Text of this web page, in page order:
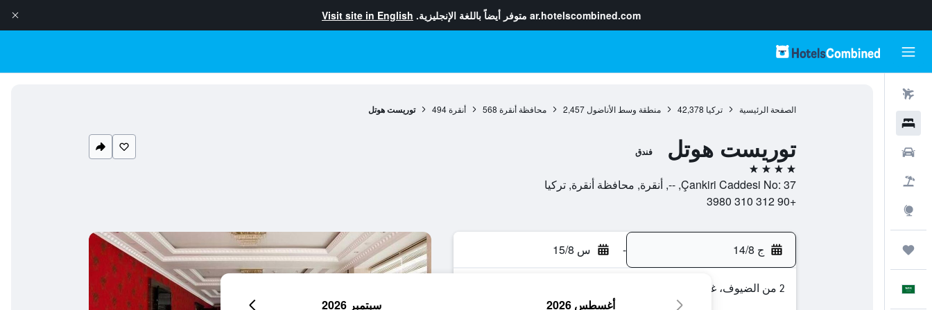
ar.hotelscombined.com متوفر أيضاً باللغة الإنجليزية. Visit site in English
الصفحة الرئيسية تركيا 42,378 منطقة وسط الأناضول 2,457 محافظة أنقرة 568 أنقرة 494 توريست هوتل
توريست هوتل فندق
4 نجوم
Çankiri Caddesi No: 37, --, أنقرة, محافظة أنقرة, تركيا
+90 312 310 3980
ج 14/8 - س 15/8
2 من الضيوف، غرفة واحدة
أغسطس 2026 سبتمبر 2026